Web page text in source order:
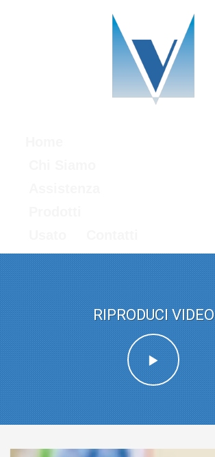
RIPRODUCI VIDEO